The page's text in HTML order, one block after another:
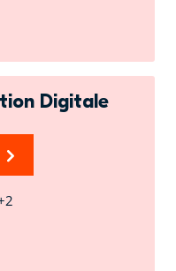
Digitale